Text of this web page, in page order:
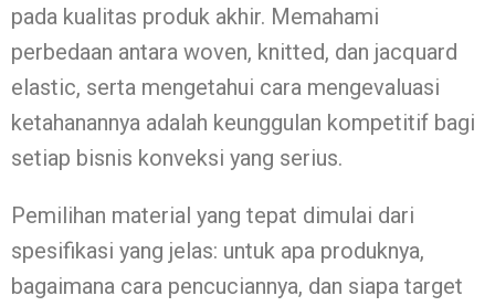
pada kualitas produk akhir. Memahami
perbedaan antara woven, knitted, dan jacquard
elastic, serta mengetahui cara mengevaluasi
ketahanannya adalah keunggulan kompetitif bagi
setiap bisnis konveksi yang serius.
Pemilihan material yang tepat dimulai dari
spesifikasi yang jelas: untuk apa produknya,
bagaimana cara pencuciannya, dan siapa target